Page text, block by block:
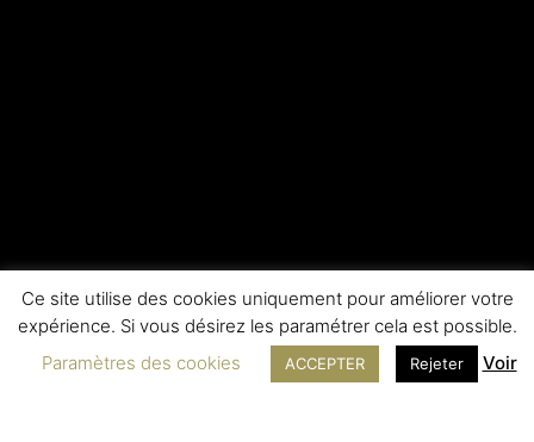
SERVICE
Ce site utilise des cookies uniquement pour améliorer votre
expérience. Si vous désirez les paramétrer cela est possible.
Paramètres des cookies
ACCEPTER Rejeter Voir